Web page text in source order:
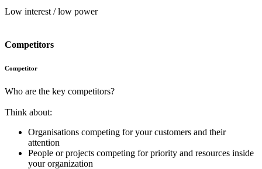
Low interest / low power
Competitors
Competitor
Who are the key competitors?
Think about:
Organisations competing for your customers and their
attention
People or projects competing for priority and resources inside
your organization